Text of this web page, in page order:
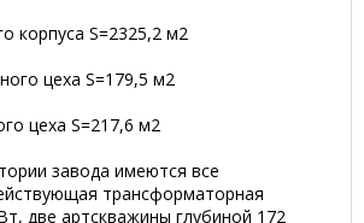
корпуса S=2325,2 м2
цеха S=179,5 м2
цеха S=217,6 м2
завода имеются все
трансформаторная
две артскважины глубиной 172